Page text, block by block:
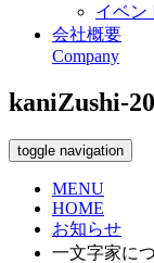
イベン
会社概要
Company
kaniZushi-
toggle navigation
MENU
HOME
お知らせ
一文字家に